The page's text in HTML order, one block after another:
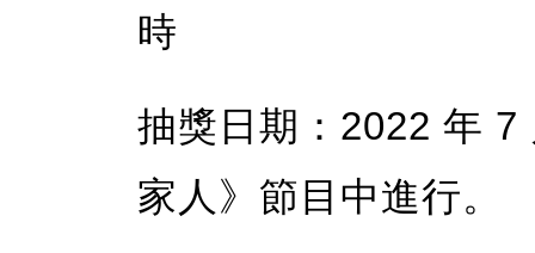
時
抽獎日期：2022 年
家人》節目中進行。